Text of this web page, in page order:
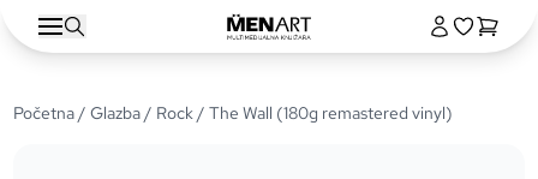
Početna/Glazba/ Rock/ The Wall (180g remastered vinyl)